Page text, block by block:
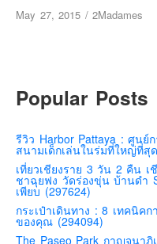
สวิสเซอร์แลนด์
สเปน
โครเอเชีย
สโลเวเนีย
มอนเตรเนโกร
May 27, 2015 / 2Madames
Popular Posts
รีวิว Harbor Pattaya : ศูนย์
สนามเด็กเล่นในร่มที่ใหญ่ที่สุ
เที่ยวเชียงราย 3 วัน 2 คืน
ชาฉุยฟง วัดร่องขุ่น บ้านดำ
เพียบ (297624)
กระเป๋าเดินทาง : 8 เทคนิคก
ของคุณ (294094)
The Paseo Park กาญจนา